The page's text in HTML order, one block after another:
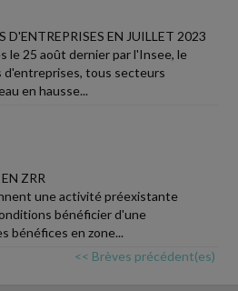
D'ENTREPRISES EN JUILLET 2023
le 25 août dernier par l'Insee, le
tous secteurs
en hausse...
ZRR
une activité préexistante
bénéficier d'une
bénéfices en zone...
<< Brèves précédent(es)